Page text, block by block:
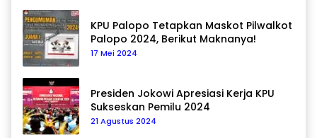
KPU Palopo Tetapkan Maskot Pilwalkot
Palopo 2024, Berikut Maknanya!
17 Mei 2024
Presiden Jokowi Apresiasi Kerja KPU
Sukseskan Pemilu 2024
21 Agustus 2024